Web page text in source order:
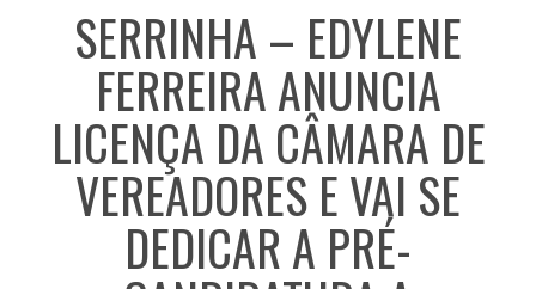
SERRINHA – EDYLENE
FERREIRA ANUNCIA
LICENÇA DA CÂMARA DE
VEREADORES E VAI SE
DEDICAR A PRÉ-